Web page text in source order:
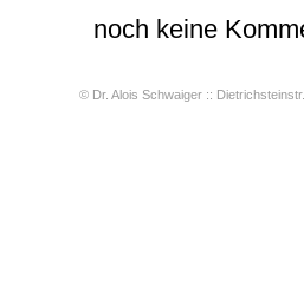
noch keine
© Dr. Alois Schwaiger ::